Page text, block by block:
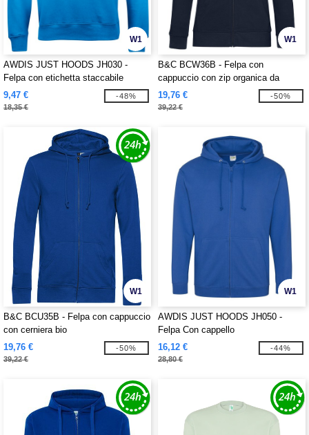
W1
AWDIS JUST HOODS JH030 -
Felpa con etichetta staccabile
9,47 €
18,35 €
-48%
W1
B&C BCW36B - Felpa con
cappuccio con zip organica da
donna
19,76 €
39,22 €
-50%
W1
B&C BCU35B - Felpa con cappuccio
con cerniera bio
19,76 €
39,22 €
-50%
W1
AWDIS JUST HOODS JH050 -
Felpa Con cappello
16,12 €
28,80 €
-44%